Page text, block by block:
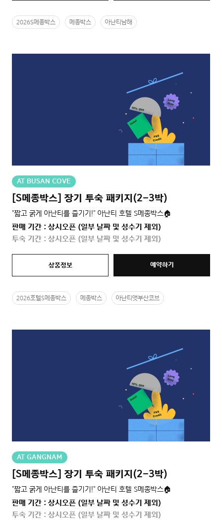
2026S메종박스 메종박스 아난티남해
AT BUSAN COVE
[S메종박스] 장기 투숙 패키지(2-3박)
"짧고 굵게 아난티를 즐기기!" 아난티 호텔 S메종박스🏠
판매 기간 : 상시오픈 (일부 날짜 및 성수기 제외)
투숙 기간 : 상시오픈 (일부 날짜 및 성수기 제외)
상품정보 예약하기
2026호텔S메종박스 메종박스 아난티앳부산코브
AT GANGNAM
[S메종박스] 장기 투숙 패키지(2-3박)
"짧고 굵게 아난티를 즐기기!" 아난티 호텔 S메종박스🏠
판매 기간 : 상시오픈 (일부 날짜 및 성수기 제외)
투숙 기간 : 상시오픈 (일부 날짜 및 성수기 제외)